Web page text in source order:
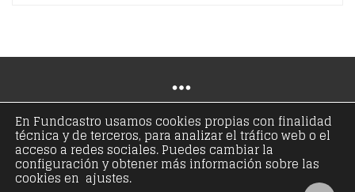
© Copyright 2021 - Fundación José Antonio de
Castro - Todos los derechos reservados
Aviso legal
En Fundcastro usamos cookies propias con finalidad
técnica y de terceros, para analizar el tráfico web o el
acceso a redes sociales. Puedes cambiar la
configuración y obtener más información sobre las
cookies en ajustes.